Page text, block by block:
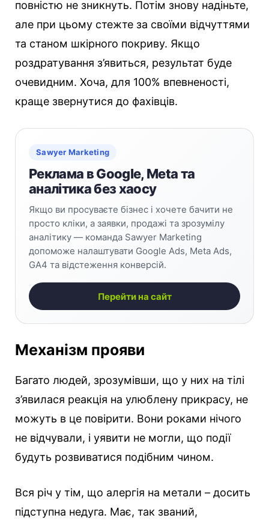
повністю не зникнуть. Потім знову надіньте,
але при цьому стежте за своїми відчуттями
та станом шкірного покриву. Якщо
роздратування з’явиться, результат буде
очевидним. Хоча, для 100% впевненості,
краще звернутися до фахівців.
Sawyer Marketing
Реклама в Google, Meta та
аналітика без хаосу
Якщо ви просуваєте бізнес і хочете бачити не
просто кліки, а заявки, продажі та зрозумілу
аналітику — команда Sawyer Marketing
допоможе налаштувати Google Ads, Meta Ads,
GA4 та відстеження конверсій.
Перейти на сайт
Механізм прояви
Багато людей, зрозумівши, що у них на тілі
з’явилася реакція на улюблену прикрасу, не
можуть в це повірити. Вони роками нічого
не відчували, і уявити не могли, що події
будуть розвиватися подібним чином.
Вся річ у тім, що алергія на метали – досить
підступна недуга. Має, так званий,